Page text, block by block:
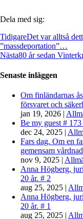
Dela med sig:
TidigareDet var alltså
”massdeportation”…
Nästa80 år sedan
Senaste inläggen
Om finländarnas
försvaret och
jan 19, 2026 |
Be my guest #
dec 24, 2025 |
Fars dag. Om en
gemensam
nov 9, 2025 |
Anna Högberg,
20 år. # 2
aug 25, 2025 |
Anna Högberg,
20 år. # 1
aug 25, 2025 |